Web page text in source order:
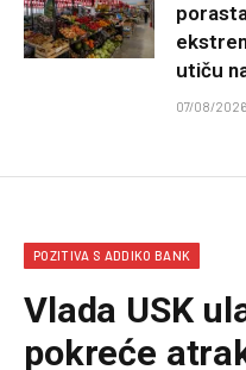
utiču
07/08/2026
POZITIVA S ADDIKO BANK
Vlada USK
pokreće